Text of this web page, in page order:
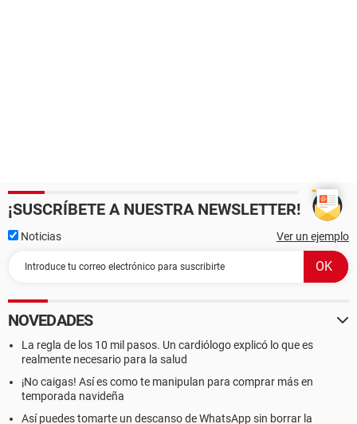
¡SUSCRÍBETE A NUESTRA NEWSLETTER!
Noticias Ver un ejemplo
NOVEDADES
La regla de los 10 mil pasos. Un cardiólogo explicó lo que es
realmente necesario para la salud
¡No caigas! Así es como te manipulan para comprar más en
temporada navideña
Así puedes tomarte un descanso de WhatsApp sin borrar la